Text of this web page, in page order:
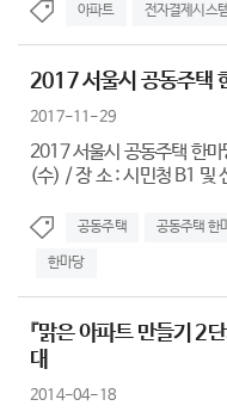
아파트 전자결제시스
2017 서울시 공동주택
2017-11-29
2017 서울시 공동주택 한
(수) / 장 소 : 시민청 B1 및
공동주택 공동주택 한
한마당
『맑은 아파트 만들기 2
대
2014-04-18